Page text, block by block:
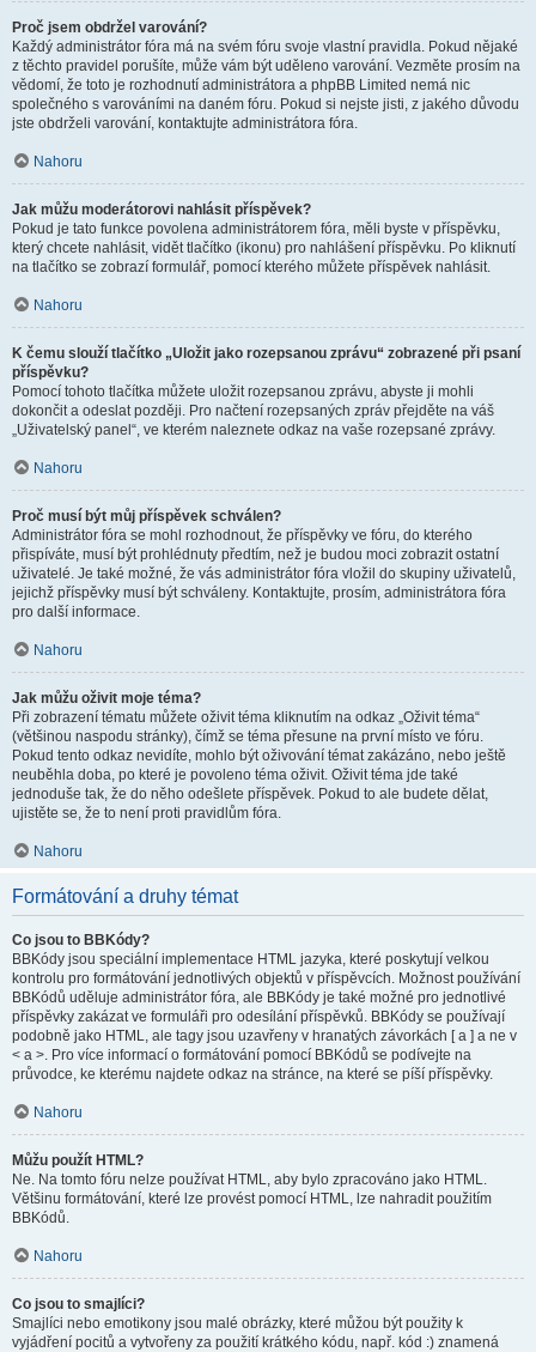
Proč jsem obdržel varování?
Každý administrátor fóra má na svém fóru svoje vlastní pravidla. Pokud nějaké
z těchto pravidel porušíte, může vám být uděleno varování. Vezměte prosím na
vědomí, že toto je rozhodnutí administrátora a phpBB Limited nemá nic
společného s varováními na daném fóru. Pokud si nejste jisti, z jakého důvodu
jste obdrželi varování, kontaktujte administrátora fóra.
Nahoru
Jak můžu moderátorovi nahlásit příspěvek?
Pokud je tato funkce povolena administrátorem fóra, měli byste v příspěvku,
který chcete nahlásit, vidět tlačítko (ikonu) pro nahlášení příspěvku. Po kliknutí
na tlačítko se zobrazí formulář, pomocí kterého můžete příspěvek nahlásit.
Nahoru
K čemu slouží tlačítko „Uložit jako rozepsanou zprávu“ zobrazené při psaní
příspěvku?
Pomocí tohoto tlačítka můžete uložit rozepsanou zprávu, abyste ji mohli
dokončit a odeslat později. Pro načtení rozepsaných zpráv přejděte na váš
„Uživatelský panel“, ve kterém naleznete odkaz na vaše rozepsané zprávy.
Nahoru
Proč musí být můj příspěvek schválen?
Administrátor fóra se mohl rozhodnout, že příspěvky ve fóru, do kterého
přispíváte, musí být prohlédnuty předtím, než je budou moci zobrazit ostatní
uživatelé. Je také možné, že vás administrátor fóra vložil do skupiny uživatelů,
jejichž příspěvky musí být schváleny. Kontaktujte, prosím, administrátora fóra
pro další informace.
Nahoru
Jak můžu oživit moje téma?
Při zobrazení tématu můžete oživit téma kliknutím na odkaz „Oživit téma“
(většinou naspodu stránky), čímž se téma přesune na první místo ve fóru.
Pokud tento odkaz nevidíte, mohlo být oživování témat zakázáno, nebo ještě
neuběhla doba, po které je povoleno téma oživit. Oživit téma jde také
jednoduše tak, že do něho odešlete příspěvek. Pokud to ale budete dělat,
ujistěte se, že to není proti pravidlům fóra.
Nahoru
Formátování a druhy témat
Co jsou to BBKódy?
BBKódy jsou speciální implementace HTML jazyka, které poskytují velkou
kontrolu pro formátování jednotlivých objektů v příspěvcích. Možnost používání
BBKódů uděluje administrátor fóra, ale BBKódy je také možné pro jednotlivé
příspěvky zakázat ve formuláři pro odesílání příspěvků. BBKódy se používají
podobně jako HTML, ale tagy jsou uzavřeny v hranatých závorkách [ a ] a ne v
< a >. Pro více informací o formátování pomocí BBKódů se podívejte na
průvodce, ke kterému najdete odkaz na stránce, na které se píší příspěvky.
Nahoru
Můžu použít HTML?
Ne. Na tomto fóru nelze používat HTML, aby bylo zpracováno jako HTML.
Většinu formátování, které lze provést pomocí HTML, lze nahradit použitím
BBKódů.
Nahoru
Co jsou to smajlíci?
Smajlíci nebo emotikony jsou malé obrázky, které můžou být použity k
vyjádření pocitů a vytvořeny za použití krátkého kódu, např. kód :) znamená